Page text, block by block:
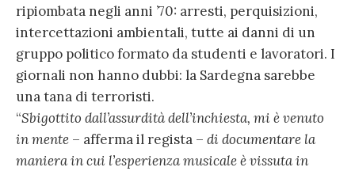
ripiombata negli anni ’70: arresti, perquisizioni,
intercettazioni ambientali, tutte ai danni di un
gruppo politico formato da studenti e lavoratori. I
giornali non hanno dubbi: la Sardegna sarebbe
una tana di terroristi.
“Sbigottito dall’assurdità dell’inchiesta, mi è venuto
in mente – afferma il regista – di documentare la
maniera in cui l’esperienza musicale è vissuta in